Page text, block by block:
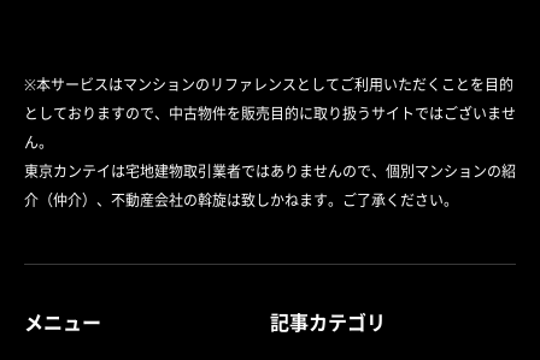
※本サービスはマンションのリファレンスとしてご利用いただくことを目的
としておりますので、中古物件を販売目的に取り扱うサイトではございませ
ん。
東京カンテイは宅地建物取引業者ではありませんので、個別マンションの紹
介（仲介）、不動産会社の斡旋は致しかねます。ご了承ください。
メニュー 記事カテゴリ